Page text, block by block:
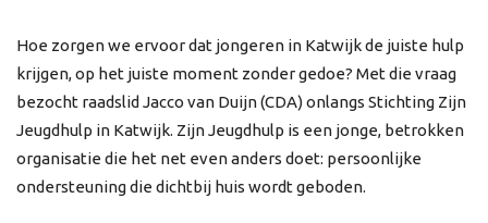
Hoe zorgen we ervoor dat jongeren in Katwijk de juiste hulp
krijgen, op het juiste moment zonder gedoe? Met die vraag
bezocht raadslid Jacco van Duijn (CDA) onlangs Stichting Zijn
Jeugdhulp in Katwijk. Zijn Jeugdhulp is een jonge, betrokken
organisatie die het net even anders doet: persoonlijke
ondersteuning die dichtbij huis wordt geboden.